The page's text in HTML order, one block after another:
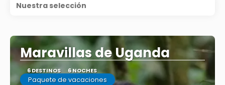
Nuestra selección
Maravillas de Uganda
6 DESTINOS 6 NOCHES
Paquete de vacaciones